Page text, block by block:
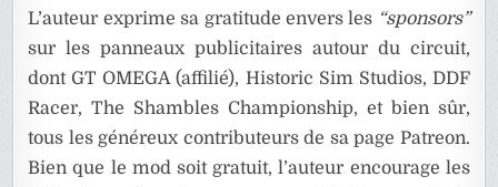
L’auteur exprime sa gratitude envers les “sponsors”
sur les panneaux publicitaires autour du circuit,
dont GT OMEGA (affilié), Historic Sim Studios, DDF
Racer, The Shambles Championship, et bien sûr,
tous les généreux contributeurs de sa page Patreon.
Bien que le mod soit gratuit, l’auteur encourage les